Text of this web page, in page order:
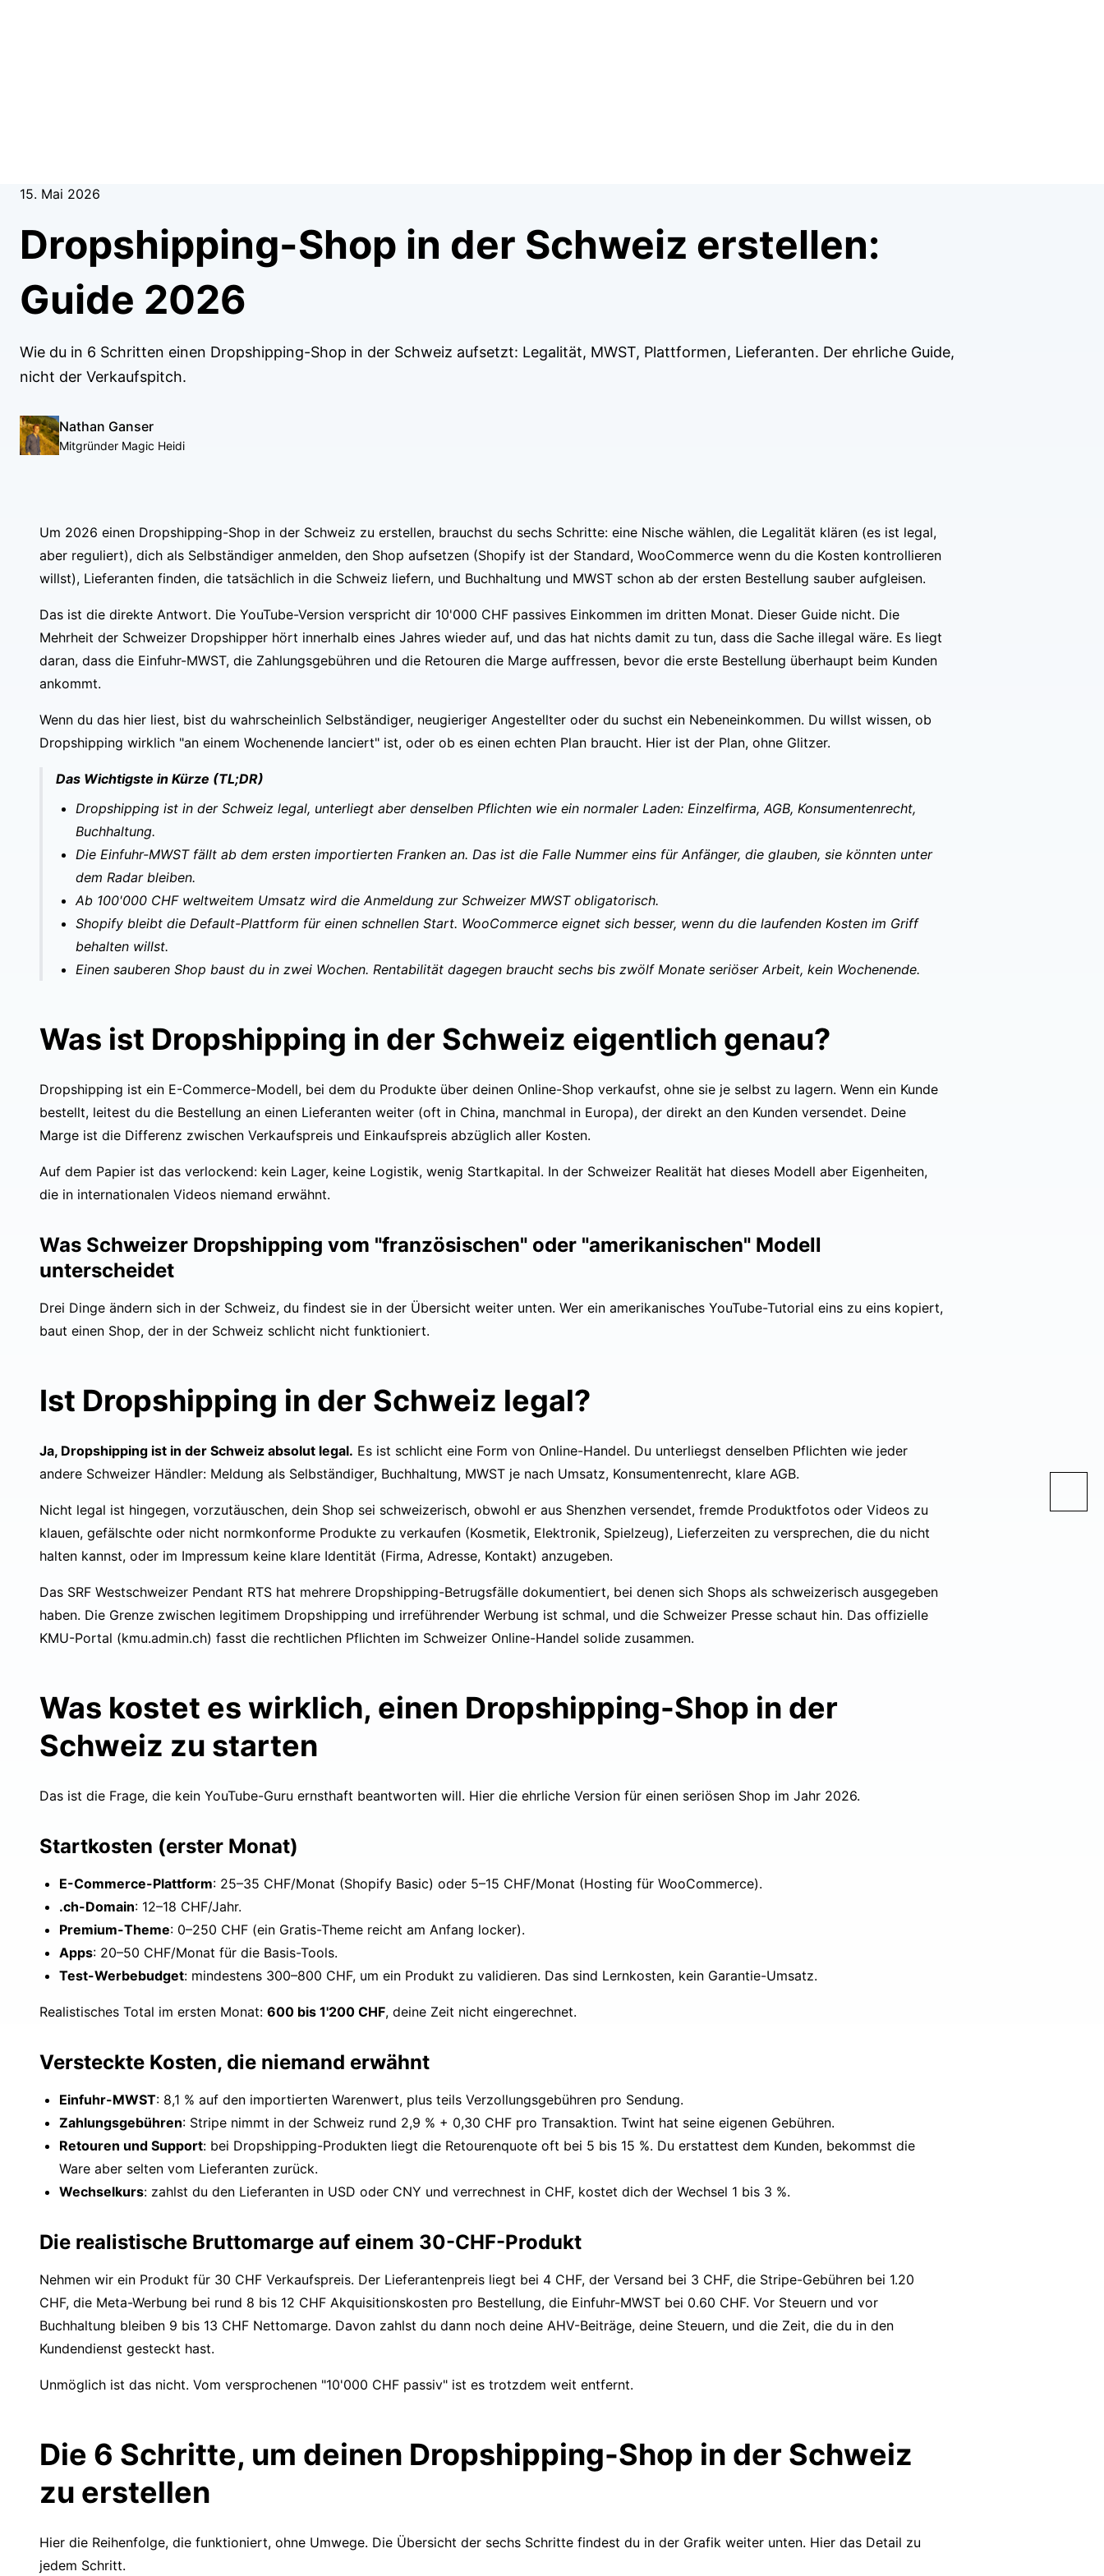
15. Mai 2026
Dropshipping-Shop in der Schweiz erstellen:
Guide 2026
Wie du in 6 Schritten einen Dropshipping-Shop in der Schweiz aufsetzt: Legalität, MWST, Plattformen, Lieferanten. Der ehrliche Guide,
nicht der Verkaufspitch.
Nathan Ganser
Mitgründer Magic Heidi
Um 2026 einen Dropshipping-Shop in der Schweiz zu erstellen, brauchst du sechs Schritte: eine Nische wählen, die Legalität klären (es ist legal,
aber reguliert), dich als Selbständiger anmelden, den Shop aufsetzen (Shopify ist der Standard, WooCommerce wenn du die Kosten kontrollieren
willst), Lieferanten finden, die tatsächlich in die Schweiz liefern, und Buchhaltung und MWST schon ab der ersten Bestellung sauber aufgleisen.
Das ist die direkte Antwort. Die YouTube-Version verspricht dir 10'000 CHF passives Einkommen im dritten Monat. Dieser Guide nicht. Die
Mehrheit der Schweizer Dropshipper hört innerhalb eines Jahres wieder auf, und das hat nichts damit zu tun, dass die Sache illegal wäre. Es liegt
daran, dass die Einfuhr-MWST, die Zahlungsgebühren und die Retouren die Marge auffressen, bevor die erste Bestellung überhaupt beim Kunden
ankommt.
Wenn du das hier liest, bist du wahrscheinlich Selbständiger, neugieriger Angestellter oder du suchst ein Nebeneinkommen. Du willst wissen, ob
Dropshipping wirklich "an einem Wochenende lanciert" ist, oder ob es einen echten Plan braucht. Hier ist der Plan, ohne Glitzer.
Das Wichtigste in Kürze (TL;DR)
Dropshipping ist in der Schweiz legal, unterliegt aber denselben Pflichten wie ein normaler Laden: Einzelfirma, AGB, Konsumentenrecht,
Buchhaltung.
Die Einfuhr-MWST fällt ab dem ersten importierten Franken an. Das ist die Falle Nummer eins für Anfänger, die glauben, sie könnten unter
dem Radar bleiben.
Ab 100'000 CHF weltweitem Umsatz wird die Anmeldung zur Schweizer MWST obligatorisch.
Shopify bleibt die Default-Plattform für einen schnellen Start. WooCommerce eignet sich besser, wenn du die laufenden Kosten im Griff
behalten willst.
Einen sauberen Shop baust du in zwei Wochen. Rentabilität dagegen braucht sechs bis zwölf Monate seriöser Arbeit, kein Wochenende.
Was ist Dropshipping in der Schweiz eigentlich genau?
Dropshipping ist ein E-Commerce-Modell, bei dem du Produkte über deinen Online-Shop verkaufst, ohne sie je selbst zu lagern. Wenn ein Kunde
bestellt, leitest du die Bestellung an einen Lieferanten weiter (oft in China, manchmal in Europa), der direkt an den Kunden versendet. Deine
Marge ist die Differenz zwischen Verkaufspreis und Einkaufspreis abzüglich aller Kosten.
Auf dem Papier ist das verlockend: kein Lager, keine Logistik, wenig Startkapital. In der Schweizer Realität hat dieses Modell aber Eigenheiten,
die in internationalen Videos niemand erwähnt.
Was Schweizer Dropshipping vom "französischen" oder "amerikanischen" Modell
unterscheidet
Drei Dinge ändern sich in der Schweiz, du findest sie in der Übersicht weiter unten. Wer ein amerikanisches YouTube-Tutorial eins zu eins kopiert,
baut einen Shop, der in der Schweiz schlicht nicht funktioniert.
Ist Dropshipping in der Schweiz legal?
Ja, Dropshipping ist in der Schweiz absolut legal. Es ist schlicht eine Form von Online-Handel. Du unterliegst denselben Pflichten wie jeder
andere Schweizer Händler: Meldung als Selbständiger, Buchhaltung, MWST je nach Umsatz, Konsumentenrecht, klare AGB.
Nicht legal ist hingegen, vorzutäuschen, dein Shop sei schweizerisch, obwohl er aus Shenzhen versendet, fremde Produktfotos oder Videos zu
klauen, gefälschte oder nicht normkonforme Produkte zu verkaufen (Kosmetik, Elektronik, Spielzeug), Lieferzeiten zu versprechen, die du nicht
halten kannst, oder im Impressum keine klare Identität (Firma, Adresse, Kontakt) anzugeben.
Das SRF Westschweizer Pendant RTS hat mehrere Dropshipping-Betrugsfälle dokumentiert, bei denen sich Shops als schweizerisch ausgegeben
haben. Die Grenze zwischen legitimem Dropshipping und irreführender Werbung ist schmal, und die Schweizer Presse schaut hin. Das offizielle
KMU-Portal (kmu.admin.ch) fasst die rechtlichen Pflichten im Schweizer Online-Handel solide zusammen.
Was kostet es wirklich, einen Dropshipping-Shop in der
Schweiz zu starten
Das ist die Frage, die kein YouTube-Guru ernsthaft beantworten will. Hier die ehrliche Version für einen seriösen Shop im Jahr 2026.
Startkosten (erster Monat)
E-Commerce-Plattform: 25–35 CHF/Monat (Shopify Basic) oder 5–15 CHF/Monat (Hosting für WooCommerce).
.ch-Domain: 12–18 CHF/Jahr.
Premium-Theme: 0–250 CHF (ein Gratis-Theme reicht am Anfang locker).
Apps: 20–50 CHF/Monat für die Basis-Tools.
Test-Werbebudget: mindestens 300–800 CHF, um ein Produkt zu validieren. Das sind Lernkosten, kein Garantie-Umsatz.
Realistisches Total im ersten Monat: 600 bis 1'200 CHF, deine Zeit nicht eingerechnet.
Versteckte Kosten, die niemand erwähnt
Einfuhr-MWST: 8,1 % auf den importierten Warenwert, plus teils Verzollungsgebühren pro Sendung.
Zahlungsgebühren: Stripe nimmt in der Schweiz rund 2,9 % + 0,30 CHF pro Transaktion. Twint hat seine eigenen Gebühren.
Retouren und Support: bei Dropshipping-Produkten liegt die Retourenquote oft bei 5 bis 15 %. Du erstattest dem Kunden, bekommst die
Ware aber selten vom Lieferanten zurück.
Wechselkurs: zahlst du den Lieferanten in USD oder CNY und verrechnest in CHF, kostet dich der Wechsel 1 bis 3 %.
Die realistische Bruttomarge auf einem 30-CHF-Produkt
Nehmen wir ein Produkt für 30 CHF Verkaufspreis. Der Lieferantenpreis liegt bei 4 CHF, der Versand bei 3 CHF, die Stripe-Gebühren bei 1.20
CHF, die Meta-Werbung bei rund 8 bis 12 CHF Akquisitionskosten pro Bestellung, die Einfuhr-MWST bei 0.60 CHF. Vor Steuern und vor
Buchhaltung bleiben 9 bis 13 CHF Nettomarge. Davon zahlst du dann noch deine AHV-Beiträge, deine Steuern, und die Zeit, die du in den
Kundendienst gesteckt hast.
Unmöglich ist das nicht. Vom versprochenen "10'000 CHF passiv" ist es trotzdem weit entfernt.
Die 6 Schritte, um deinen Dropshipping-Shop in der Schweiz
zu erstellen
Hier die Reihenfolge, die funktioniert, ohne Umwege. Die Übersicht der sechs Schritte findest du in der Grafik weiter unten. Hier das Detail zu
jedem Schritt.